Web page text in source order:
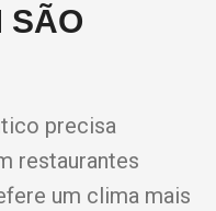
SÃO
precisa
restaurantes
um clima mais